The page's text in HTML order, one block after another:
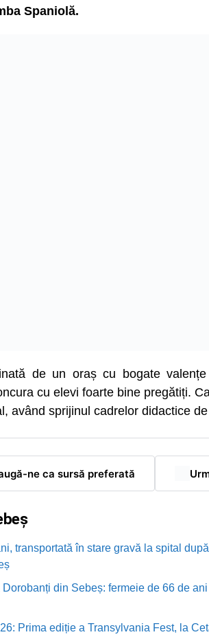
Spaniolă.
de un oraș cu bogate
cu elevi foarte bine pregătiți.
având sprijinul cadrelor didactice
ne ca sursă preferată
transportată în stare gravă la spital
din Sebeș: fermeie de 66 de
Prima ediție a Transylvania Fest, la